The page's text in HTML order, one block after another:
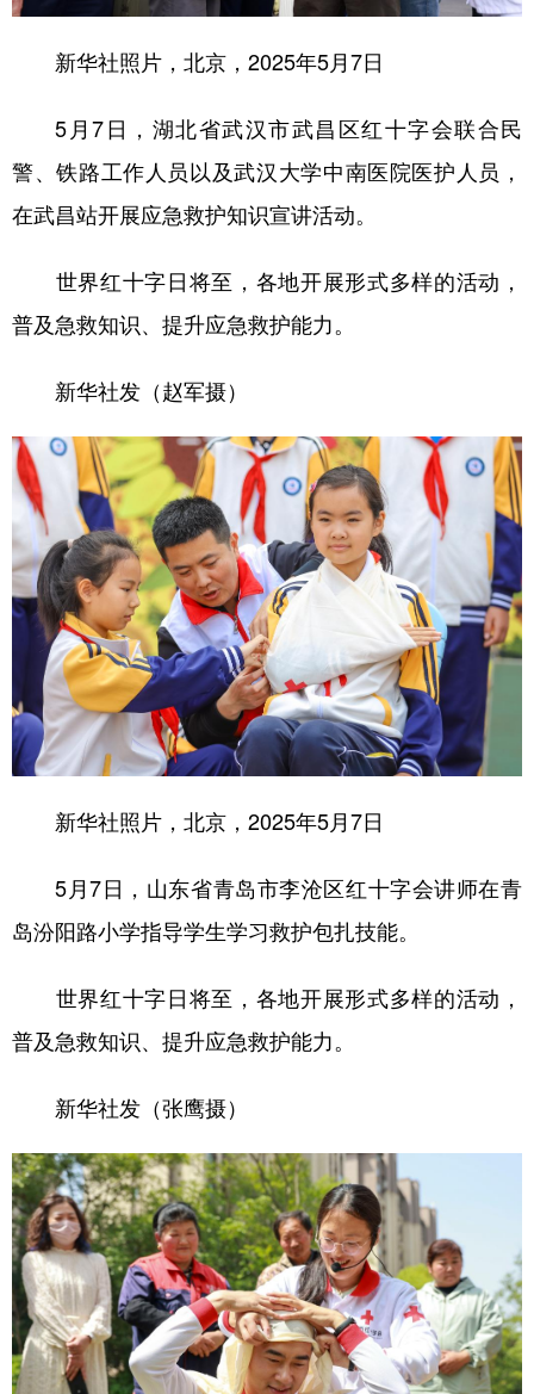
English Español Français عربى
Русский язык 日本語 한국어
新华社照片，北京，2025年5月7日
5月7日，湖北省武汉市武昌区红十字会联合民
警、铁路工作人员以及武汉大学中南医院医护人员，
在武昌站开展应急救护知识宣讲活动。
世界红十字日将至，各地开展形式多样的活动，
普及急救知识、提升应急救护能力。
新华社发（赵军摄）
新华社照片，北京，2025年5月7日
5月7日，山东省青岛市李沧区红十字会讲师在青
岛汾阳路小学指导学生学习救护包扎技能。
世界红十字日将至，各地开展形式多样的活动，
普及急救知识、提升应急救护能力。
新华社发（张鹰摄）